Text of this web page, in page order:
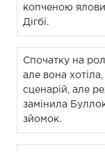
копченою
Дігбі.
Спочатку на
але вона
сценарій, але
замінила
зйомок.